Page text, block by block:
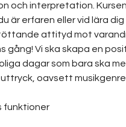
och interpretation.
är erfaren eller vid lära dig
attityd mot
gång! Vi ska skapa en
dagar som bara ska
oavsett musikgenre.
funktioner